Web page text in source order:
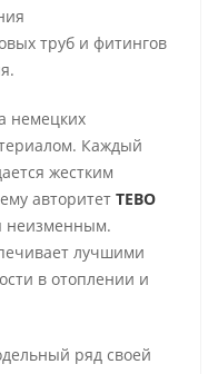
труб и фитингов
немецких
Каждый
жестким
авторитет TEBO
неизменным.
лучшими
в отоплении и
ряд своей